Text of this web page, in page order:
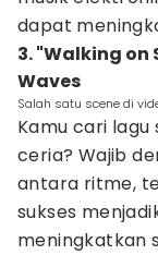
dapat
3. "Walking
Waves
Salah satu scene di
Kamu cari
ceria? Wajib
antara ritme,
sukses
meningkatkan